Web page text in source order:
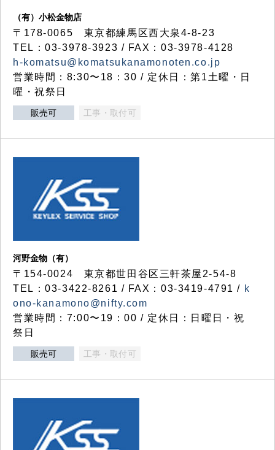
（有）小松金物店
〒178-0065 東京都練馬区西大泉4-8-23
TEL：03-3978-3923 / FAX：03-3978-4128
h-komatsu@komatsukanamonoten.co.jp
営業時間：8:30〜18：30 / 定休日：第1土曜・日
曜・祝祭日
販売可 工事・取付可
河野金物（有）
〒154-0024 東京都世田谷区三軒茶屋2-54-8
TEL：03-3422-8261 / FAX：03-3419-4791 / k
ono-kanamono@nifty.com
営業時間：7:00〜19：00 / 定休日：日曜日・祝
祭日
販売可 工事・取付可